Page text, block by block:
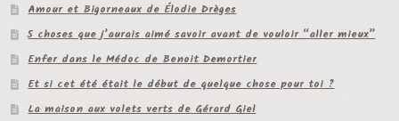
Amour et Bigorneaux de Élodie Drèges
5 choses que j’aurais aimé savoir avant de vouloir “aller mieux”
Enfer dans le Médoc de Benoit Demortier
Et si cet été était le début de quelque chose pour toi ?
La maison aux volets verts de Gérard Giel